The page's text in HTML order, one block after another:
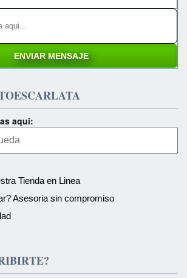
aqui:
Tienda en Linea
Asesoria sin compromiso